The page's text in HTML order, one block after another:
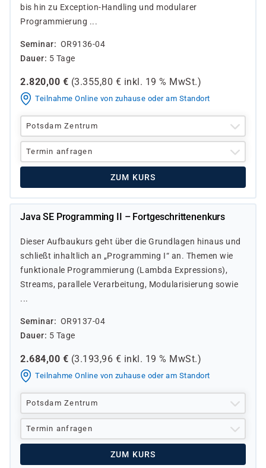
bis hin zu Exception-Handling und modularer
Programmierung ...
Seminar
OR9136-04
Dauer
5 Tage
2.820,00 € (3.355,80 € inkl. 19 % MwSt.)
Teilnahme Online von zuhause oder am Standort
Potsdam Zentrum
Termin anfragen
ZUM KURS
Java SE Programming II – Fortgeschrittenenkurs
Dieser Aufbaukurs geht über die Grundlagen hinaus und
schließt inhaltlich an „Programming I“ an. Themen wie
funktionale Programmierung (Lambda Expressions),
Streams, parallele Verarbeitung, Modularisierung sowie
...
Seminar
OR9137-04
Dauer
5 Tage
2.684,00 € (3.193,96 € inkl. 19 % MwSt.)
Teilnahme Online von zuhause oder am Standort
Potsdam Zentrum
Termin anfragen
ZUM KURS